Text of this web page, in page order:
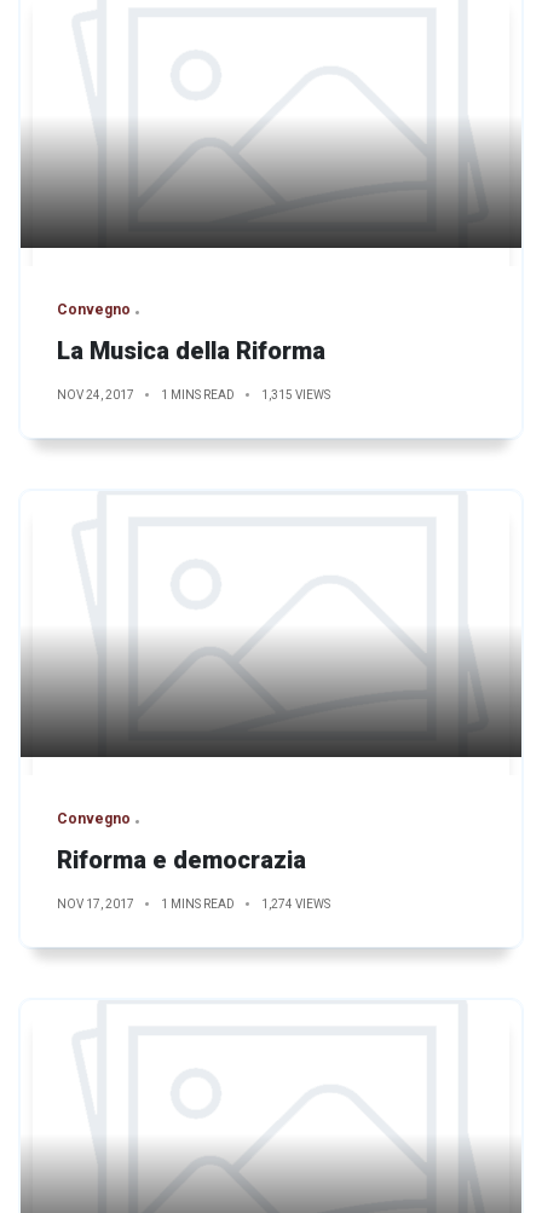
Convegno
La Musica della Riforma
NOV 24, 2017 1 MINS READ 1,315 VIEWS
Convegno
Riforma e democrazia
NOV 17, 2017 1 MINS READ 1,274 VIEWS